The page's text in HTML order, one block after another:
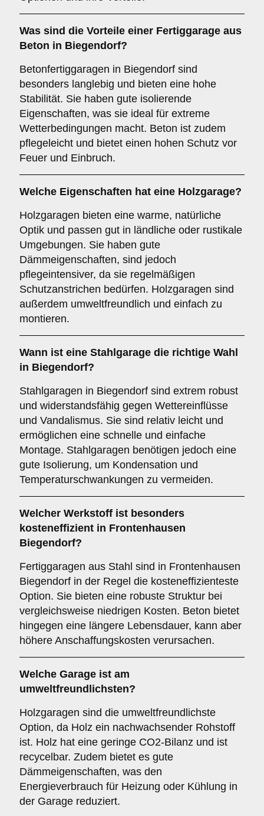
Was sind die Vorteile einer Fertiggarage aus
Beton in Biegendorf?
Betonfertiggaragen in Biegendorf sind
besonders langlebig und bieten eine hohe
Stabilität. Sie haben gute isolierende
Eigenschaften, was sie ideal für extreme
Wetterbedingungen macht. Beton ist zudem
pflegeleicht und bietet einen hohen Schutz vor
Feuer und Einbruch.
Welche Eigenschaften hat eine Holzgarage?
Holzgaragen bieten eine warme, natürliche
Optik und passen gut in ländliche oder rustikale
Umgebungen. Sie haben gute
Dämmeigenschaften, sind jedoch
pflegeintensiver, da sie regelmäßigen
Schutzanstrichen bedürfen. Holzgaragen sind
außerdem umweltfreundlich und einfach zu
montieren.
Wann ist eine Stahlgarage die richtige Wahl
in Biegendorf?
Stahlgaragen in Biegendorf sind extrem robust
und widerstandsfähig gegen Wettereinflüsse
und Vandalismus. Sie sind relativ leicht und
ermöglichen eine schnelle und einfache
Montage. Stahlgaragen benötigen jedoch eine
gute Isolierung, um Kondensation und
Temperaturschwankungen zu vermeiden.
Welcher Werkstoff ist besonders
kosteneffizient in Frontenhausen
Biegendorf?
Fertiggaragen aus Stahl sind in Frontenhausen
Biegendorf in der Regel die kosteneffizienteste
Option. Sie bieten eine robuste Struktur bei
vergleichsweise niedrigen Kosten. Beton bietet
hingegen eine längere Lebensdauer, kann aber
höhere Anschaffungskosten verursachen.
Welche Garage ist am
umweltfreundlichsten?
Holzgaragen sind die umweltfreundlichste
Option, da Holz ein nachwachsender Rohstoff
ist. Holz hat eine geringe CO2-Bilanz und ist
recycelbar. Zudem bietet es gute
Dämmeigenschaften, was den
Energieverbrauch für Heizung oder Kühlung in
der Garage reduziert.